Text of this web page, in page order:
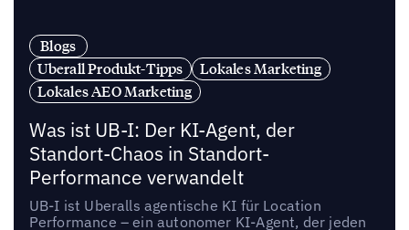
Blogs
Uberall Produkt-Tipps
Lokales Marketing
Lokales AEO Marketing
Was ist UB-I: Der KI-Agent, der
Standort-Chaos in Standort-
Performance verwandelt
UB-I ist Uberalls agentische KI für Location
Performance – ein autonomer KI-Agent, der jeden